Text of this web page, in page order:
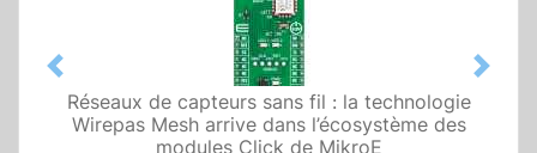
Réseaux de capteurs sans fil : la technologie
Wirepas Mesh arrive dans l’écosystème des
modules Click de MikroE
Previous Next